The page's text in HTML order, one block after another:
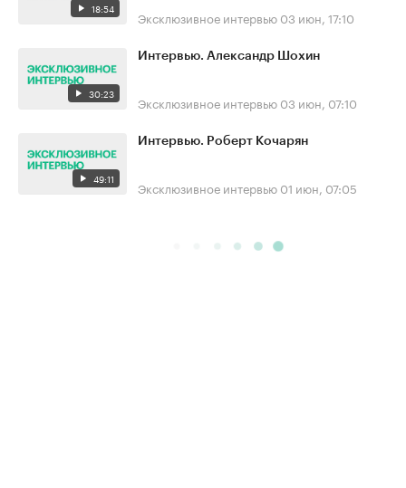
18:54 Эксклюзивное интервью 03 июн, 17:10
30:23
Интервью. Александр Шохин
Эксклюзивное интервью 03 июн, 07:10
49:11
Интервью. Роберт Кочарян
Эксклюзивное интервью 01 июн, 07:05